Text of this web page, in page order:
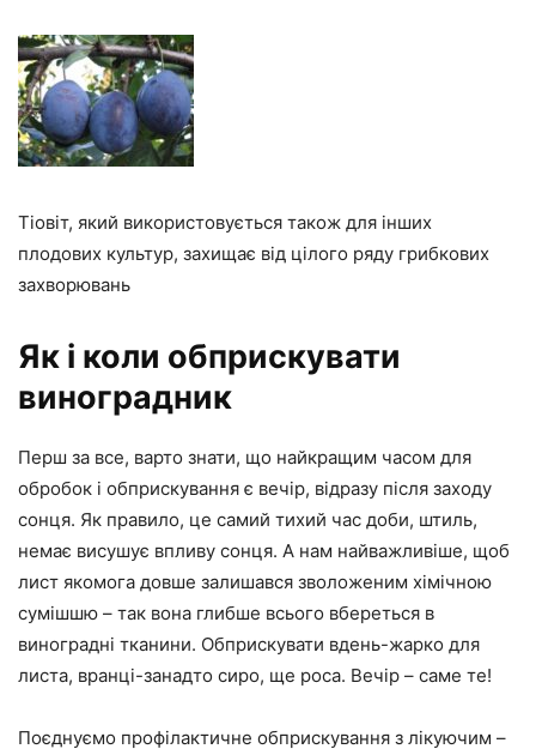
Тіовіт, який використовується також для інших
плодових культур, захищає від цілого ряду грибкових
захворювань
Як і коли обприскувати
виноградник
Перш за все, варто знати, що найкращим часом для
обробок і обприскування є вечір, відразу після заходу
сонця. Як правило, це самий тихий час доби, штиль,
немає висушує впливу сонця. А нам найважливіше, щоб
лист якомога довше залишався зволоженим хімічною
сумішшю – так вона глибше всього вбереться в
виноградні тканини. Обприскувати вдень-жарко для
листа, вранці-занадто сиро, ще роса. Вечір – саме те!
Поєднуємо профілактичне обприскування з лікуючим –